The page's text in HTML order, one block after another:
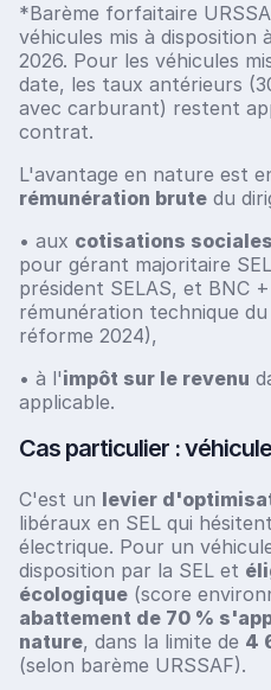
*Barème forfaitaire
véhicules mis à disposition
2026. Pour les véhicules
date, les taux antérieurs
avec carburant) restent
contrat.
L'avantage en nature est
rémunération brute du
• aux cotisations sociales
pour gérant majoritaire
président SELAS, et BNC
rémunération technique
réforme 2024),
• à l'impôt sur le revenu
applicable.
Cas particulier :
C'est un levier
libéraux en SEL qui
électrique. Pour un
disposition par la SEL et
écologique (score
abattement de 70 %
nature, dans la limite de 4
(selon barème URSSAF).